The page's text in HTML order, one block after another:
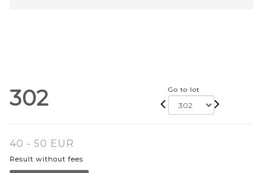
302 Go to lot
40 - 50 EUR
Result without fees